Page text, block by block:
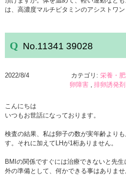
は、高濃度マルチビタミンのアシストワン
No.11341 39028
カテゴリ: 栄養・
卵障害
排卵誘発剤
2022/8/4
こんにちは
いつもお世話になっております。
検査の結果、私は卵子の数が実年齢より
す。それに加えてLHが1桁ありません。
BMIの関係ですぐには治療できないと先
外の準備として、何かできる事はありませ